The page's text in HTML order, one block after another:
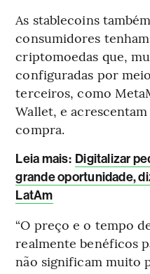
As stablecoins
consumidores
criptomoedas que,
configuradas por
terceiros, como
Wallet, e
compra.
Leia mais: Digitalizar
grande oportunidade,
LatAm
“O preço e o tempo
realmente benéficos
não significam muito